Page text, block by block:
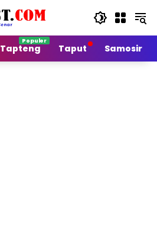
Tapteng Taput Samosir